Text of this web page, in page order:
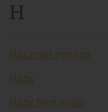
Н
Нақдсиз пуллар
Нарх
Нарх белгилаш